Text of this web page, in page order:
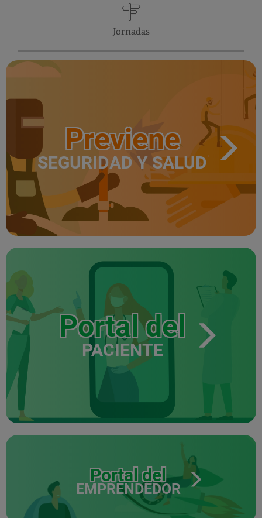
Jornadas
Previene
SEGURIDAD Y SALUD
Portal del
PACIENTE
Portal del
EMPRENDEDOR